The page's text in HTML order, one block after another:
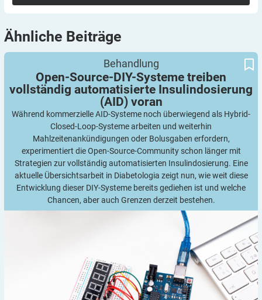
Ähnliche Beiträge
Open-Source-DIY-Systeme treiben vollständig automatisierte
Insulindosierung (AID) voran
Behandlung
Open-Source-DIY-Systeme treiben
vollständig automatisierte Insulindosierung
(AID) voran
Während kommerzielle AID-Systeme noch überwiegend als Hybrid-
Closed-Loop-Systeme arbeiten und weiterhin
Mahlzeitenankündigungen oder Bolusgaben erfordern,
experimentiert die Open-Source-Community schon länger mit
Strategien zur vollständig automatisierten Insulindosierung. Eine
aktuelle Übersichtsarbeit in Diabetologia zeigt nun, wie weit diese
Entwicklung dieser DIY-Systeme bereits gediehen ist und welche
Chancen, aber auch Grenzen derzeit bestehen.